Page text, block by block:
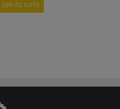
Lire la suite